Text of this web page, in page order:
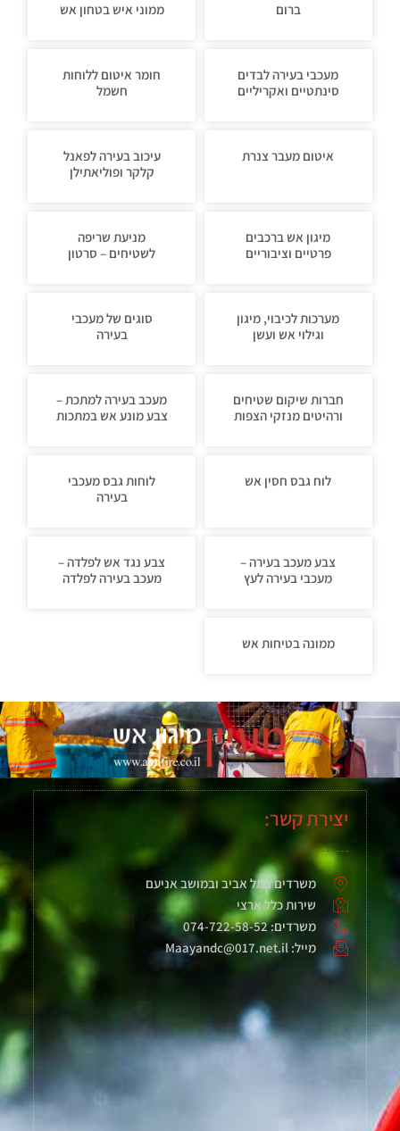
ברום
ממוני איש בטחון אש
מעכבי בעירה לבדים
סינתטיים ואקריליים
חומר איטום ללוחות
חשמל
איטום מעבר צנרת
עיכוב בעירה לפאנל
קלקר ופוליאתילן
מיגון אש ברכבים
פרטיים וציבוריים
מניעת שריפה
לשטיחים – סרטון
מערכות לכיבוי, מיגון
וגילוי אש ועשן
סוגים של מעכבי
בעירה
חברות שיקום שטיחים
ורהיטים מנזקי הצפות
מעכב בעירה למתכת –
צבע מונע אש במתכות
לוח גבס חסין אש
לוחות גבס מעכבי
בעירה
צבע מעכב בעירה –
מעכבי בעירה לעץ
צבע נגד אש לפלדה –
מעכב בעירה לפלדה
ממונה בטיחות אש
יצירת קשר:
משרדים בתל אביב ובמושב אניעם
שירות כלל ארצי
משרדים: 074-722-58-52
מייל: Maayandc@017.net.il